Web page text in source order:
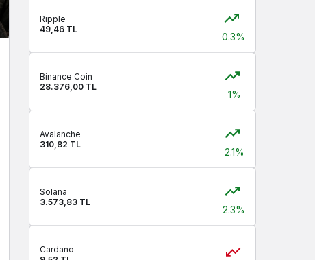
Ripple
49,46 TL
0.3%
Binance Coin
28.376,00 TL
1%
Avalanche
310,82 TL
2.1%
Solana
3.573,83 TL
2.3%
Cardano